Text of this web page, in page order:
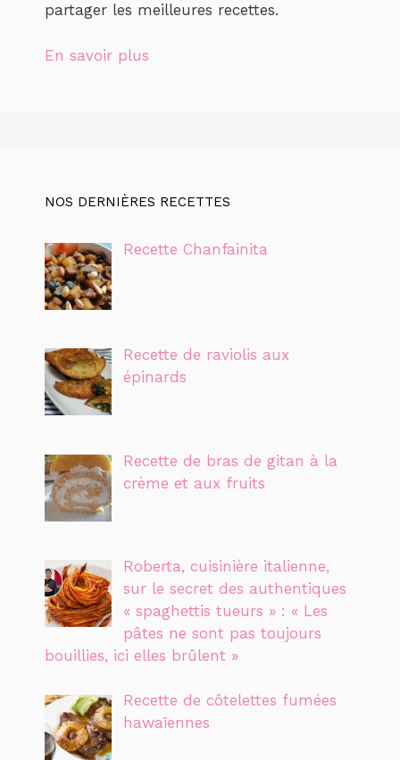
partager les meilleures recettes.
En savoir plus
NOS DERNIÈRES RECETTES
Recette Chanfainita
Recette de raviolis aux
épinards
Recette de bras de gitan à la
crème et aux fruits
Roberta, cuisinière italienne,
sur le secret des authentiques
« spaghettis tueurs » : « Les
pâtes ne sont pas toujours
bouillies, ici elles brûlent »
Recette de côtelettes fumées
hawaïennes